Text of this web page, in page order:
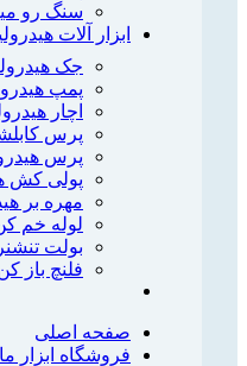
سنگ رو
ابزار آلات
جک
پمپ
اچار
پرس
پرس
پولی کش
مهره بر
لوله خم
بولت
فلنچ باز
صفحه اصلی
فروشگاه ابزار